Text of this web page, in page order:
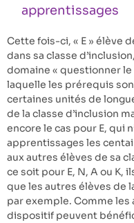
apprentissages
Cette fois-ci, « E » élève
dans sa classe
domaine « questionner
laquelle les prérequis
certaines unités de
de la classe d’inclusion
encore le cas pour E, qui
apprentissages les
aux autres élèves de sa
ce soit pour E, N, A ou K,
que les autres élèves de
par exemple. Comme
dispositif peuvent